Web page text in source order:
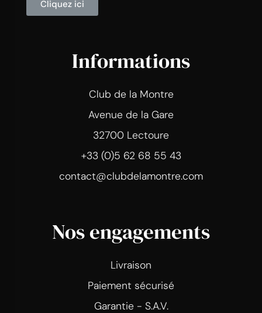
Cliquez ici
Informations
Club de la Montre
Avenue de la Gare
32700 Lectoure
+33 (0)5 62 68 55 43
contact@clubdelamontre.com
Nos engagements
Livraison
Paiement sécurisé
Garantie - S.A.V.